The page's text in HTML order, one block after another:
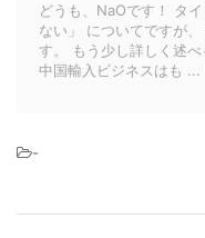
どうも、NaOです！ タ
ない」 についてですが
す。 もう少し詳しく述
中国輸入ビジネスはも ...
-